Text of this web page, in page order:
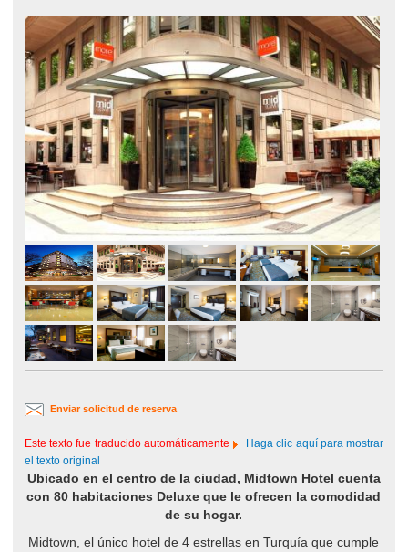
Enviar solicitud de reserva
Este texto fue traducido automáticamente
Haga clic aquí para mostrar
el texto original
Ubicado en el centro de la ciudad, Midtown Hotel cuenta
con 80 habitaciones Deluxe que le ofrecen la comodidad
de su hogar.
Midtown, el único hotel de 4 estrellas en Turquía que cumple